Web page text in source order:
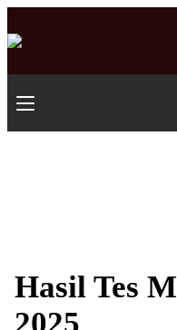
Hasil Tes